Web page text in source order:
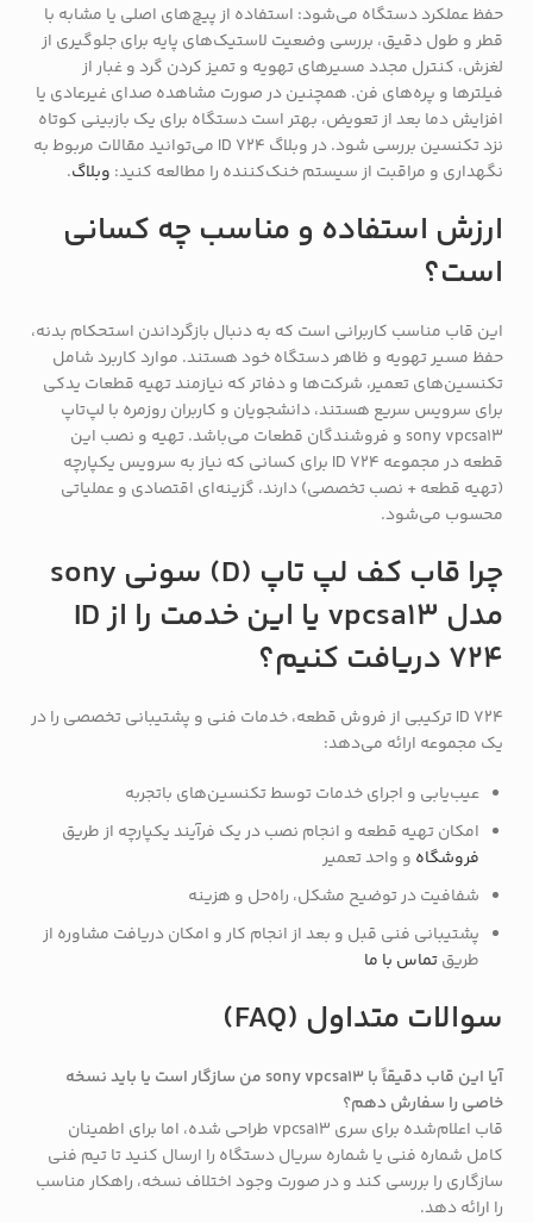
حفظ عملکرد دستگاه می‌شود: استفاده از پیچ‌های اصلی یا مشابه با
قطر و طول دقیق، بررسی وضعیت لاستیک‌های پایه برای جلوگیری از
لغزش، کنترل مجدد مسیرهای تهویه و تمیز کردن گرد و غبار از
فیلترها و پره‌های فن. همچنین در صورت مشاهده صدای غیرعادی یا
افزایش دما بعد از تعویض، بهتر است دستگاه برای یک بازبینی کوتاه
نزد تکنسین بررسی شود. در وبلاگ ID 724 می‌توانید مقالات مربوط به
نگهداری و مراقبت از سیستم خنک‌کننده را مطالعه کنید: وبلاگ.
ارزش استفاده و مناسب چه کسانی
است؟
این قاب مناسب کاربرانی است که به دنبال بازگرداندن استحکام بدنه،
حفظ مسیر تهویه و ظاهر دستگاه خود هستند. موارد کاربرد شامل
تکنسین‌های تعمیر، شرکت‌ها و دفاتر که نیازمند تهیه قطعات یدکی
برای سرویس سریع هستند، دانشجویان و کاربران روزمره با لپ‌تاپ
sony vpcsa13 و فروشندگان قطعات می‌باشد. تهیه و نصب این
قطعه در مجموعه ID 724 برای کسانی که نیاز به سرویس یکپارچه
(تهیه قطعه + نصب تخصصی) دارند، گزینه‌ای اقتصادی و عملیاتی
محسوب می‌شود.
چرا قاب کف لپ تاپ (D) سونی sony
مدل vpcsa13 یا این خدمت را از ID
724 دریافت کنیم؟
ID 724 ترکیبی از فروش قطعه، خدمات فنی و پشتیبانی تخصصی را در
یک مجموعه ارائه می‌دهد:
عیب‌یابی و اجرای خدمات توسط تکنسین‌های باتجربه
امکان تهیه قطعه و انجام نصب در یک فرآیند یکپارچه از طریق
فروشگاه و واحد تعمیر
شفافیت در توضیح مشکل، راه‌حل و هزینه
پشتیبانی فنی قبل و بعد از انجام کار و امکان دریافت مشاوره از
طریقتماس با ما
سوالات متداول (FAQ)
آیا این قاب دقیقاً با sony vpcsa13 من سازگار است یا باید نسخه
خاصی را سفارش دهم؟
قاب اعلام‌شده برای سری vpcsa13 طراحی شده، اما برای اطمینان
کامل شماره فنی یا شماره سریال دستگاه را ارسال کنید تا تیم فنی
سازگاری را بررسی کند و در صورت وجود اختلاف نسخه، راهکار مناسب
را ارائه دهد.